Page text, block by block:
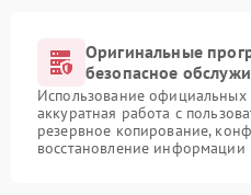
Оригинальные
безопасное
Использование
аккуратная работа с
резервное копирование,
восстановление